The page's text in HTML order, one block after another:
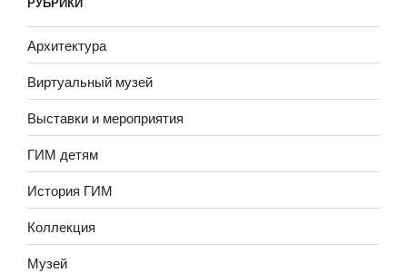
Архитектура
Виртуальный музей
Выставки и мероприятия
ГИМ детям
История ГИМ
Коллекция
Музей